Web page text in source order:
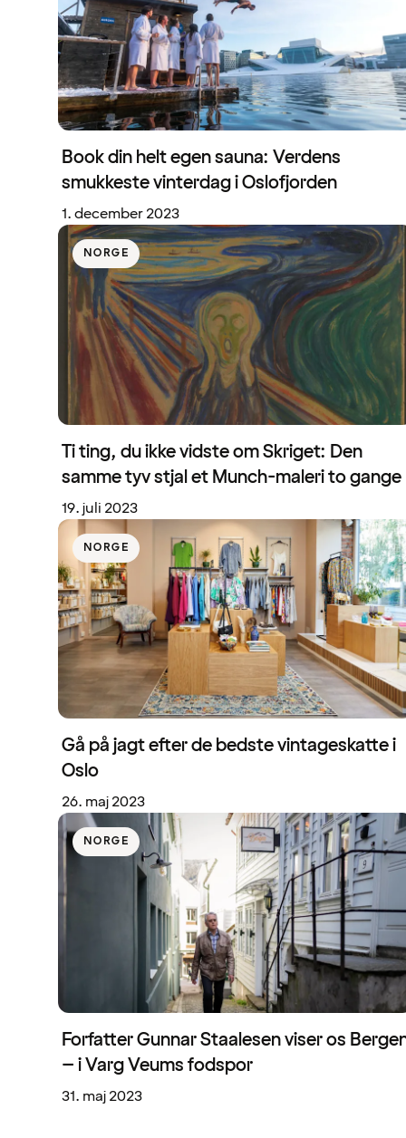
Book din helt egen sauna: Verdens
smukkeste vinterdag i Oslofjorden
1. december 2023
NORGE
Ti ting, du ikke vidste om Skriget: Den
samme tyv stjal et Munch-maleri to gange
19. juli 2023
NORGE
Gå på jagt efter de bedste vintageskatte i
Oslo
26. maj 2023
NORGE
Forfatter Gunnar Staalesen viser os
– i Varg Veums fodspor
31. maj 2023